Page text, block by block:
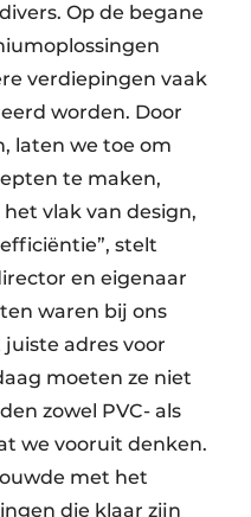
Op de begane
verdiepingen vaak
worden. Door
laten we toe om
te maken,
vlak van design,
stelt
en eigenaar
waren bij ons
adres voor
moeten ze niet
zowel PVC- als
we vooruit denken.
met het
die klaar zijn